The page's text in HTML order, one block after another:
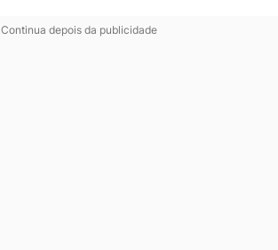
Continua depois da publicidade